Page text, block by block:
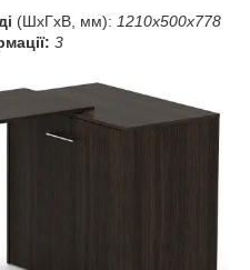
(ШхГхВ, мм): 1210х500х778
3